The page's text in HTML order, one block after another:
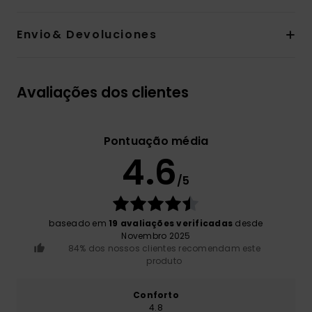
Envio& Devoluciones
Avaliações dos clientes
Pontuação média
4.6/5
baseado em 19 avaliações verificadas desde
Novembro 2025
84% dos nossos clientes recomendam este
produto
Conforto
4.8